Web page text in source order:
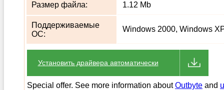
Размер файла: 1.12 Mb
Поддерживаемые
ОС:
Windows 2000, Windows
Установить драйвера автоматически
Special offer. See more information aboutOutbyte and